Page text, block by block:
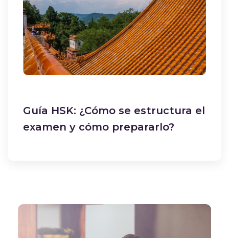
Guía HSK: ¿Cómo se estructura el
examen y cómo prepararlo?